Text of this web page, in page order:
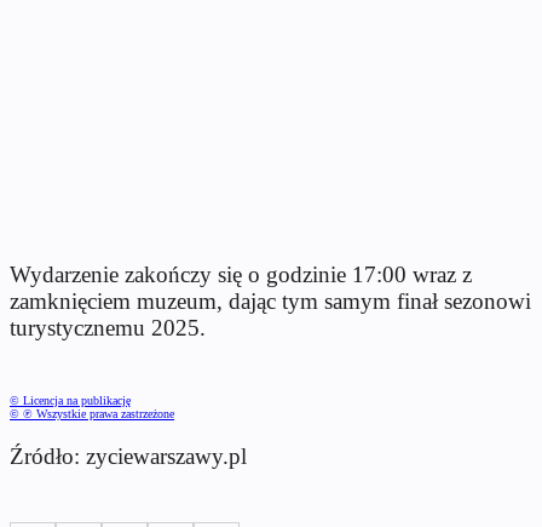
Wydarzenie zakończy się o godzinie 17:00 wraz z
zamknięciem muzeum, dając tym samym finał sezonowi
turystycznemu 2025.
© Licencja na publikację
© ℗ Wszystkie prawa zastrzeżone
Źródło: zyciewarszawy.pl